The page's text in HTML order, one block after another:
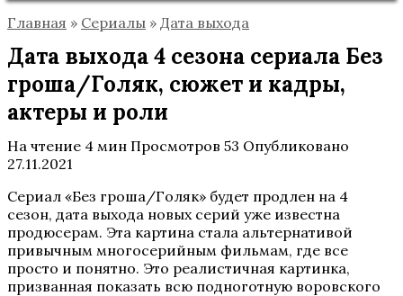
Главная » Сериалы » Дата выхода
Дата выхода 4 сезона сериала Без
гроша/Голяк, сюжет и кадры,
актеры и роли
На чтение 4 мин Просмотров 53 Опубликовано
27.11.2021
Сериал «Без гроша/Голяк» будет продлен на 4
сезон, дата выхода новых серий уже известна
продюсерам. Эта картина стала альтернативой
привычным многосерийным фильмам, где все
просто и понятно. Это реалистичная картинка,
призванная показать всю подноготную воровского